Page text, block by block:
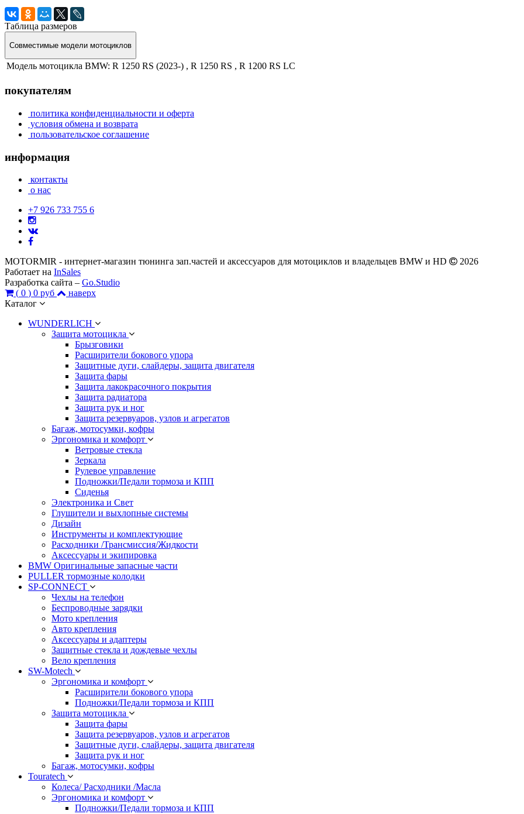
Таблица размеров
Совместимые модели мотоциклов
Модель мотоцикла BMW: R 1250 RS (2023-) , R 1250 RS , R 1200 RS LC
покупателям
политика конфиденциальности и оферта
условия обмена и возврата
пользовательское соглашение
информация
контакты
о нас
+7 926 733 755 6
MOTORMIR - интернет-магазин тюнинга зап.частей и аксессуаров для мотоциклов и владельцев BMW и HD
2026
Работает на InSales
Разработка сайта – Go.Studio
( 0 ) 0 руб
наверх
Каталог
WUNDERLICH
Защита мотоцикла
Брызговики
Расширители бокового упора
Защитные дуги, слайдеры, защита двигателя
Защита фары
Защита лакокрасочного покрытия
Защита радиатора
Защита рук и ног
Защита резервуаров, узлов и агрегатов
Багаж, мотосумки, кофры
Эргономика и комфорт
Ветровые стекла
Зеркала
Рулевое управление
Подножки/Педали тормоза и КПП
Сиденья
Электроника и Свет
Глушители и выхлопные системы
Дизайн
Инструменты и комплектующие
Расходники /Трансмиссия/Жидкости
Аксессуары и экипировка
BMW Оригинальные запасные части
PULLER тормозные колодки
SP-CONNECT
Чехлы на телефон
Беспроводные зарядки
Мото крепления
Авто крепления
Аксессуары и адаптеры
Защитные стекла и дождевые чехлы
Вело крепления
SW-Motech
Эргономика и комфорт
Расширители бокового упора
Подножки/Педали тормоза и КПП
Защита мотоцикла
Защита фары
Защита резервуаров, узлов и агрегатов
Защитные дуги, слайдеры, защита двигателя
Защита рук и ног
Багаж, мотосумки, кофры
Touratech
Колеса/ Расходники /Масла
Эргономика и комфорт
Подножки/Педали тормоза и КПП